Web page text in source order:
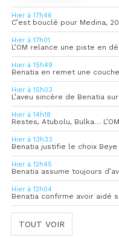
Hier à 17h46
C’est bouclé pour Medina,
Hier à 17h01
L’OM relance une piste en
Hier à 15h49
Benatia en remet une
Hier à 15h03
L’aveu sincère de Benatia
Hier à 14h18
Hier à 13h33
Benatia justifie le choix Beye
Hier à 12h45
Benatia assume toujours
Hier à 12h04
Benatia confirme avoir aidé
TOUT VOIR